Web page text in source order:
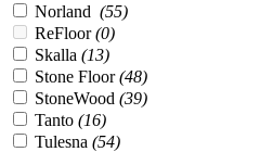
Norland (55)
ReFloor(0)
Skalla (13)
Stone Floor(48)
StoneWood (39)
Tanto (16)
Tulesna (54)